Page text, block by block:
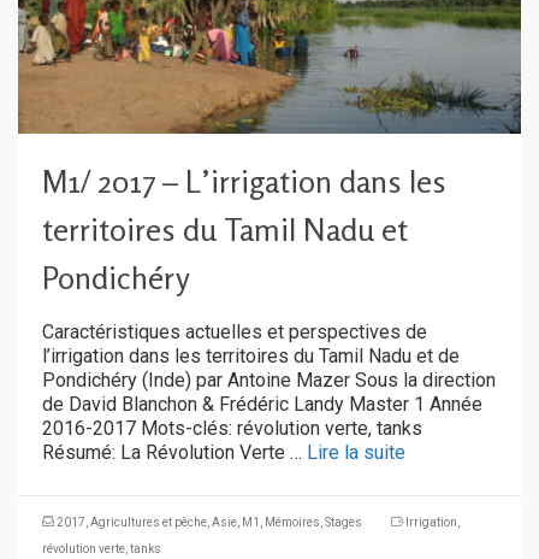
M1/ 2017 – L’irrigation dans les
territoires du Tamil Nadu et
Pondichéry
Caractéristiques actuelles et perspectives de
l’irrigation dans les territoires du Tamil Nadu et de
Pondichéry (Inde) par Antoine Mazer Sous la direction
de David Blanchon & Frédéric Landy Master 1 Année
2016-2017 Mots-clés: révolution verte, tanks
Résumé: La Révolution Verte … Lire la suite
2017 Agricultures et pêche Asie M1 Mémoires Stages Irrigation
révolution verte tanks